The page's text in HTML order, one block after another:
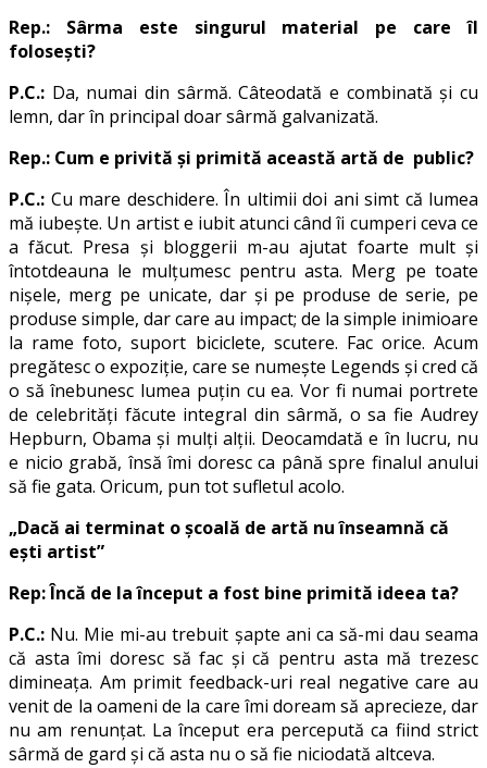
Rep.: Sârma este singurul material pe care îl
folosești?
P.C.: Da, numai din sârmă. Câteodată e combinată și cu
lemn, dar în principal doar sârmă galvanizată.
Rep.: Cum e privită și primită această artă de public?
P.C.: Cu mare deschidere. În ultimii doi ani simt că lumea
mă iubește. Un artist e iubit atunci când îi cumperi ceva ce
a făcut. Presa și bloggerii m-au ajutat foarte mult și
întotdeauna le mulțumesc pentru asta. Merg pe toate
nișele, merg pe unicate, dar și pe produse de serie, pe
produse simple, dar care au impact; de la simple inimioare
la rame foto, suport biciclete, scutere. Fac orice. Acum
pregătesc o expoziție, care se numește Legends și cred că
o să înebunesc lumea puțin cu ea. Vor fi numai portrete
de celebrități făcute integral din sârmă, o sa fie Audrey
Hepburn, Obama și mulți alții. Deocamdată e în lucru, nu
e nicio grabă, însă îmi doresc ca până spre finalul anului
să fie gata. Oricum, pun tot sufletul acolo.
„Dacă ai terminat o școală de artă nu înseamnă că
ești artist”
Rep: Încă de la început a fost bine primită ideea ta?
P.C.: Nu. Mie mi-au trebuit șapte ani ca să-mi dau seama
că asta îmi doresc să fac și că pentru asta mă trezesc
dimineața. Am primit feedback-uri real negative care au
venit de la oameni de la care îmi doream să aprecieze, dar
nu am renunțat. La început era percepută ca fiind strict
sârmă de gard și că asta nu o să fie niciodată altceva.